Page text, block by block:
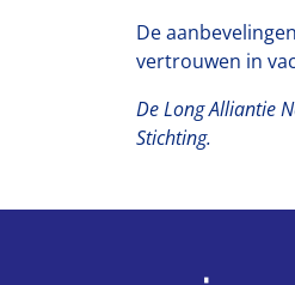
De
vertrouwen in
De Long Alliantie
Stichting.